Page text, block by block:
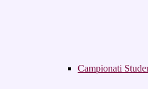
Campionati